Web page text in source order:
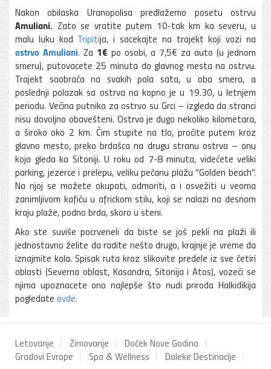
Nakon obilaska Uranopolisa predlažemo posetu ostrvu
Amuliani. Zato se vratite putem 10-tak km ka severu, u
malu luku kod Tripitija, i sacekajte na trajekt koji vozi na
ostrvo Amuliani. Za 1€ po osobi, a 7,5€ za auto (u jednom
smeru), putovacete 25 minuta do glavnog mesta na ostrvu.
Trajekt saobraća na svakih pola sata, u oba smera, a
poslednji polazak sa ostrva na kopno je u 19.30, u letnjem
periodu. Većina putnika za ostrvo su Grci – izgleda da stranci
nisu dovoljno obavešteni. Ostrvo je dugo nekoliko kilometara,
a široko oko 2 km. Čim stupite na tlo, proćite putem kroz
glavno mesto, preko brdašca na drugu stranu ostrva – onu
koja gleda ka Sitoniji. U roku od 7-8 minuta, videćete veliki
parking, jezerce i prelepu, veliku pečanu plažu “Golden beach”.
Na njoj se možete okupati, odmoriti, a i osvežiti u veoma
zanimljivom kafiću u africkom stilu, koji se nalazi na desnom
kraju plaže, podno brda, skoro u steni.
Ako ste suviše pocrveneli da biste se još pekli na plaži ili
jednostavno želite da radite nešto drugo, krajnje je vreme da
iznajmite kola. Spisak ruta kroz slikovite predele iz sve četiri
oblasti (Severna oblast, Kasandra, Sitonija i Atos), vozeći se
njima upoznacete ono najlepše što nudi priroda Halkidikija
pogledate ovde.
Letovanje Zimovanje
Doček Nove Godina
Gradovi Evrope
Spa & Wellness Daleke Destinacije